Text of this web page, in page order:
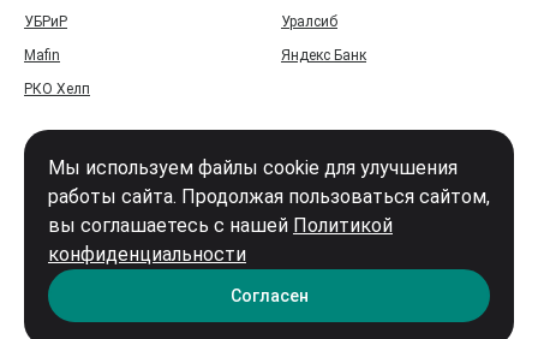
УБРиР
Уралсиб
Mafin
Яндекс Банк
РКО Хелп
Карта сайта
Мы используем файлы cookie для улучшения
работы сайта. Продолжая пользоваться сайтом,
вы соглашаетесь с нашей Политикой
конфиденциальности
Согласен